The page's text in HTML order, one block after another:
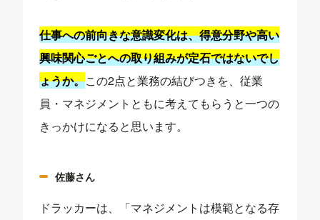
仕事への前向きな意識変化は、得意分野や高い
興味関心ごとへの取り組みが定石ではないでし
ょうか。この2点と業務の結びつきを、従業
員・マネジメントともに考えてもらうと一つの
きっかけになると思います。
佐藤さん
ドラッカーは、「マネジメントは模範となる存